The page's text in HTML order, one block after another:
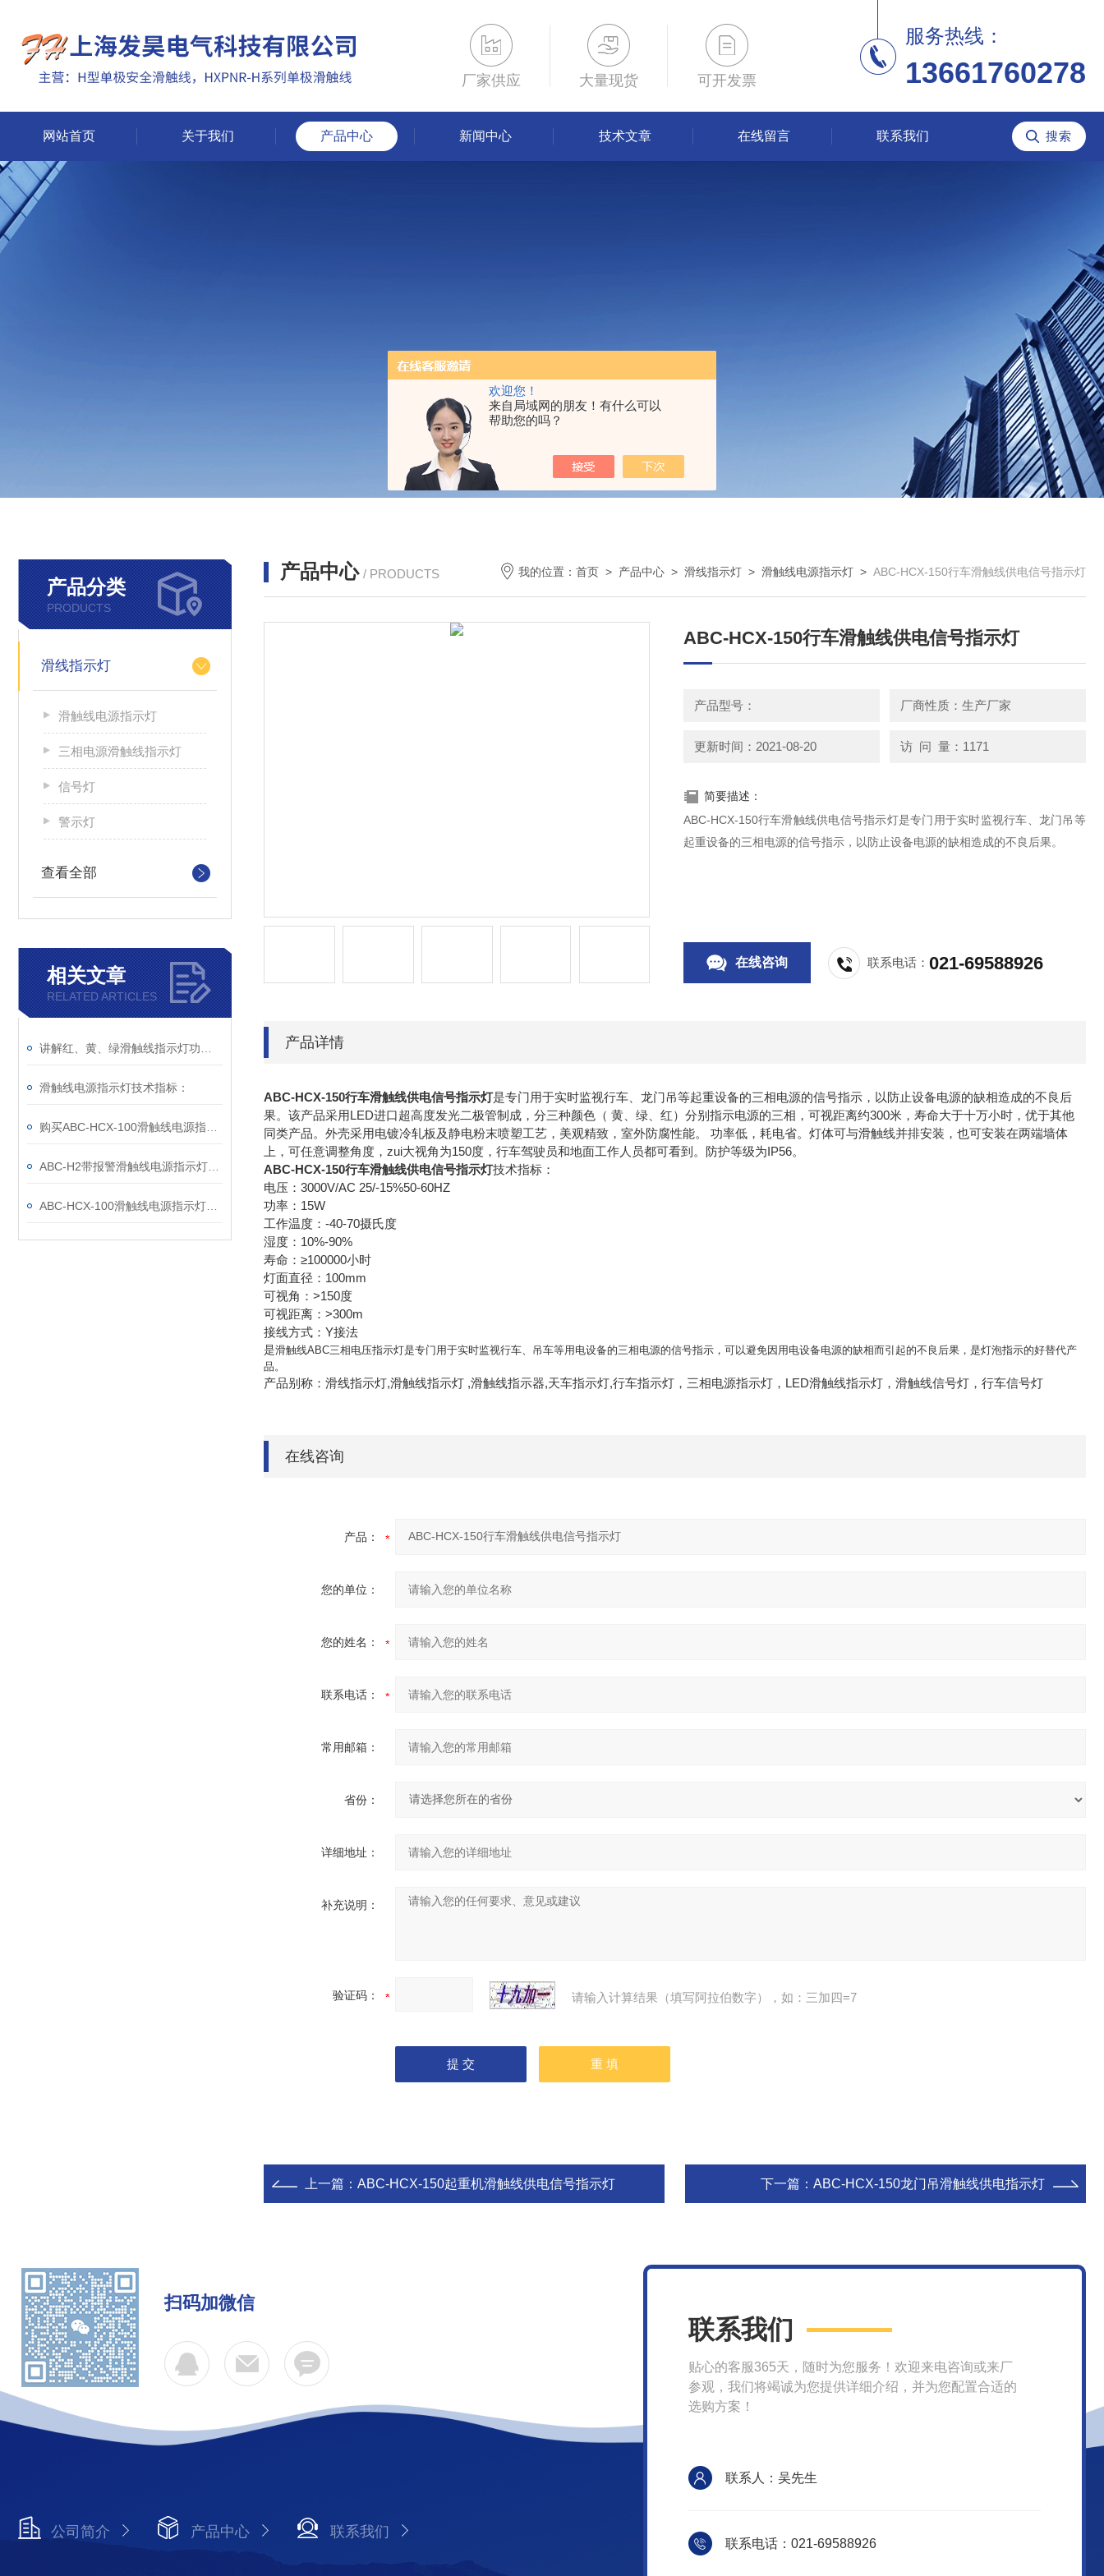
欢迎您！
来自局域网的朋友！有什么可以
帮助您的吗？
厂家供应 大量现货 可开发票
服务热线：
13661760278
网站首页 关于我们 产品中心 新闻中心 技术文章 在线留言 联系我们
产品分类
PRODUCTS
滑线指示灯
滑触线电源指示灯
三相电源滑触线指示灯
信号灯
警示灯
查看全部
相关文章
RELATED ARTICLES
滑触线电源指示灯技术指标：
产品中心 / PRODUCTS 我的位置： 首页 > 产品中心 > 滑线指示灯 > 滑触线电源指示灯 > ABC-HCX-150行车滑触线供电信号指示灯
ABC-HCX-150行车滑触线供电信号指示灯
产品型号： 厂商性质：生产厂家
更新时间：2021-08-20 访 问 量：1171
简要描述：
ABC-HCX-150行车滑触线供电信号指示灯是专门用于实时监视行车、龙门吊等
起重设备的三相电源的信号指示，以防止设备电源的缺相造成的不良后果。
在线咨询 联系电话：021-69588926
产品详情
ABC-HCX-150行车滑触线供电信号指示灯是专门用于实时监视行车、龙门吊等起重设备的三相电源的信号指示，以防止设备电源的缺相造成的不良后
果。该产品采用LED进口超高度发光二极管制成，分三种颜色（ 黄、绿、红）分别指示电源的三相，可视距离约300米，寿命大于十万小时，优于其他
同类产品。外壳采用电镀冷轧板及静电粉末喷塑工艺，美观精致，室外防腐性能。 功率低，耗电省。灯体可与滑触线并排安装，也可安装在两端墙体
上，可任意调整角度，zui大视角为150度，行车驾驶员和地面工作人员都可看到。防护等级为IP56。
ABC-HCX-150行车滑触线供电信号指示灯技术指标：
电压：3000V/AC 25/-15%50-60HZ
功率：15W
工作温度：-40-70摄氏度
湿度：10%-90%
寿命：≥100000小时
灯面直径：100mm
可视角：>150度
可视距离：>300m
接线方式：Y接法
是滑触线ABC三相电压指示灯是专门用于实时监视行车、吊车等用电设备的三相电源的信号指示，可以避免因用电设备电源的缺相而引起的不良后果，是灯泡指示的好替代产
品。
产品别称：滑线指示灯,滑触线指示灯 ,滑触线指示器,天车指示灯,行车指示灯，三相电源指示灯，LED滑触线指示灯，滑触线信号灯，行车信号灯
在线咨询
产品：
您的单位：
您的姓名：
联系电话：
常用邮箱：
省份：
详细地址：
补充说明：
验证码： 请输入计算结果（填写阿拉伯数字），如：三加四=7
上一篇： ABC-HCX-150起重机滑触线供电信号指示灯 下一篇： ABC-HCX-150龙门吊滑触线供电指示灯
扫码加微信
公司简介 产品中心 联系我们
联系我们
贴心的客服365天，随时为您服务！欢迎来电咨询或来厂
参观，我们将竭诚为您提供详细介绍，并为您配置合适的
选购方案！
联系人：吴先生
联系电话：021-69588926